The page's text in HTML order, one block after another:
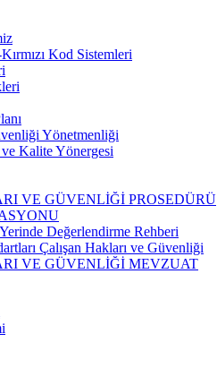
Kod Sistemleri
Yönetmenliği
ve Kalite Yönergesi
VE GÜVENLİĞİ PROSEDÜRÜ
Değerlendirme Rehberi
Çalışan Hakları ve Güvenliği
VE GÜVENLİĞİ MEVZUAT